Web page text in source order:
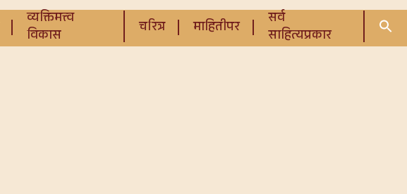
व्यक्तिमत्त्व
विकास
चरित्र माहितीपर
सर्व
साहित्यप्रकार